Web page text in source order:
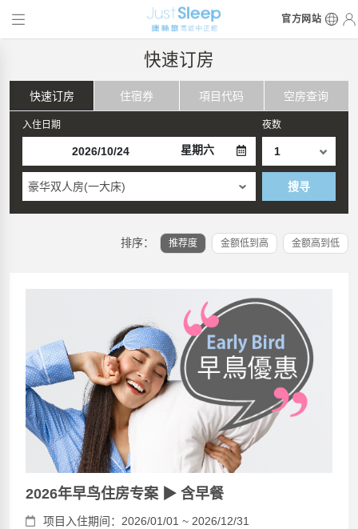
官方网站
快速订房
快速订房 住宿券 項目代码 空房查询
入住日期
星期六
夜数
豪华双人房(一大床) 搜寻
排序： 推荐度 金额低到高 金额高到低
2026年早鸟住房专案 ▶ 含早餐
项目入住期间：2026/01/01 ~ 2026/12/31